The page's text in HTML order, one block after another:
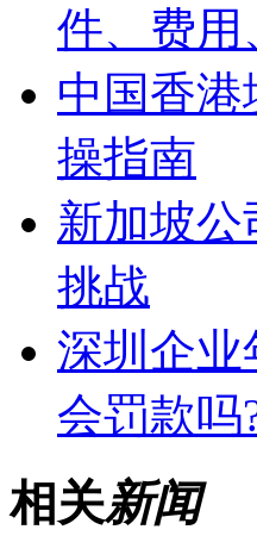
件、费用
中国香
操指南
新加坡
挑战
深圳企业
会罚款吗
相关新闻